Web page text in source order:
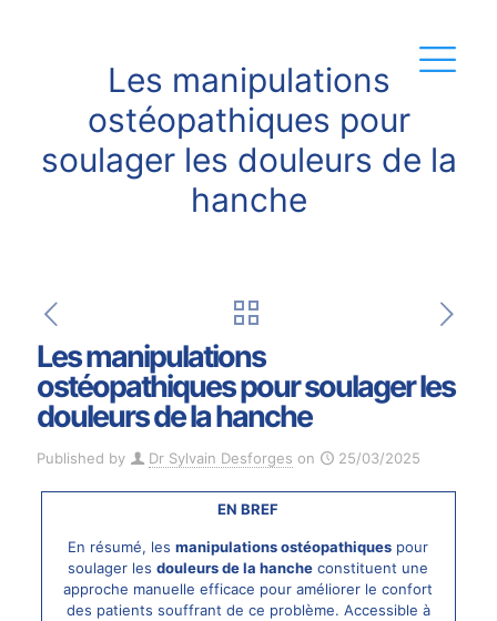
Les manipulations
ostéopathiques pour
soulager les douleurs de la
hanche
Les manipulations
ostéopathiques pour soulager les
douleurs de la hanche
Published by Dr Sylvain Desforges on 25/03/2025
EN BREF
En résumé, lesmanipulations ostéopathiques pour
soulager lesdouleurs de la hanche constituent une
approche manuelle efficace pour améliorer le confort
des patients souffrant de ce problème. Accessible à